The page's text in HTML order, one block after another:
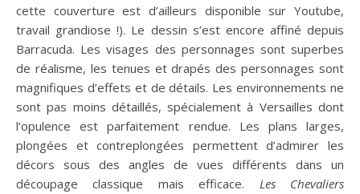
cette couverture est d’ailleurs disponible sur Youtube,
travail grandiose !). Le dessin s’est encore affiné depuis
Barracuda. Les visages des personnages sont superbes
de réalisme, les tenues et drapés des personnages sont
magnifiques d’effets et de détails. Les environnements ne
sont pas moins détaillés, spécialement à Versailles dont
l’opulence est parfaitement rendue. Les plans larges,
plongées et contreplongées permettent d’admirer les
décors sous des angles de vues différents dans un
découpage classique mais efficace. Les Chevaliers